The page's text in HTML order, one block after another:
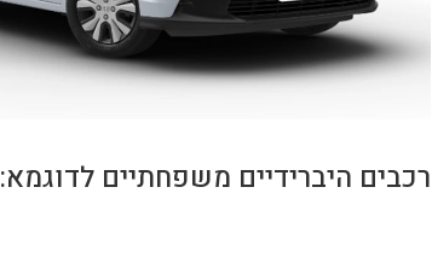
רכבים היברידיים משפחתיים לדוגמא: